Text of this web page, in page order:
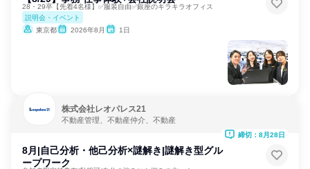
28・29卒【先着4名様】✅服装自由✅銀座のキラキラオフィス
説明会・イベント
東京都
2026年8月 1日
株式会社レオパレス21
不動産管理、不動産仲介、不動産
8月|自己分析・他己分析×謎解き|謎解き型グル
ープワーク
締切：8月28日